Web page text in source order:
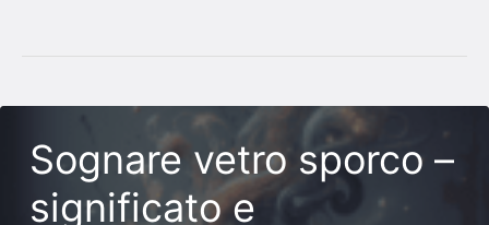
Sognare vetro sporco –
significato e